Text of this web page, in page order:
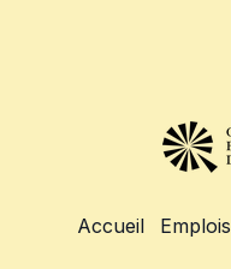
Accueil Emplois